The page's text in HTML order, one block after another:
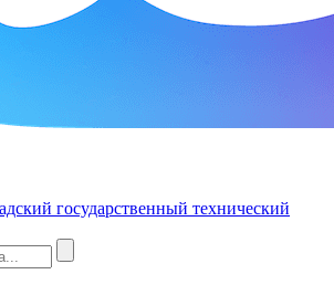
государственный технический